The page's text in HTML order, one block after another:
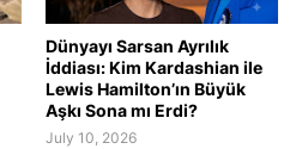
Dünyayı Sarsan Ayrılık
İddiası: Kim Kardashian ile
Lewis Hamilton’ın Büyük
Aşkı Sona mı Erdi?
July 10, 2026